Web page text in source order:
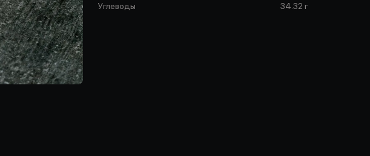
Углеводы
34.32 г